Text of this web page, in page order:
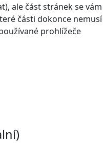
ale část stránek se vám
části dokonce nemusí
prohlížeče